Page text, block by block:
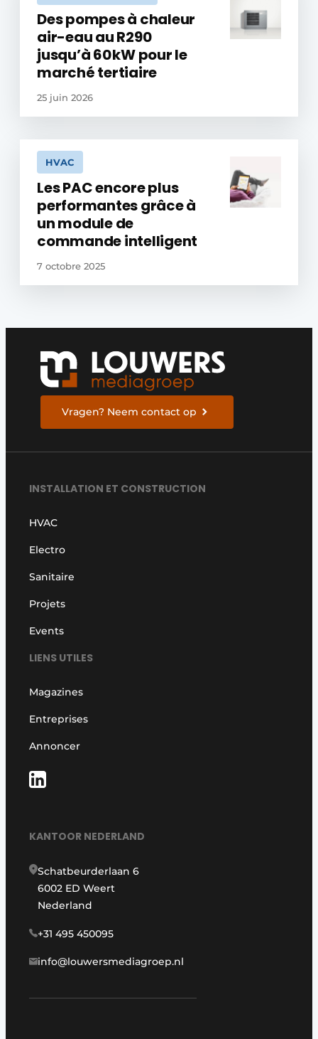
Des pompes à chaleur
air-eau au R290
jusqu’à 60 kW pour le
marché tertiaire
25 juin 2026
HVAC
Les PAC encore plus
performantes grâce à
un module de
commande intelligent
7 octobre 2025
Vragen? Neem contact op
INSTALLATION ET CONSTRUCTION
HVAC
Electro
Sanitaire
Projets
Events
LIENS UTILES
Magazines
Entreprises
Annoncer
KANTOOR NEDERLAND
Schatbeurderlaan 6
6002 ED Weert
Nederland
+31 495 450095
info@louwersmediagroep.nl